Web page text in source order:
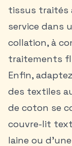
tissus traités
service dans
collation, à
traitements
Enfin,
des textiles
de coton se
couvre-lit
laine ou